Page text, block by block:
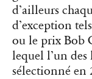
d’ailleurs
d’exception
ou le prix Bob
lequel l’un
sélectionné en